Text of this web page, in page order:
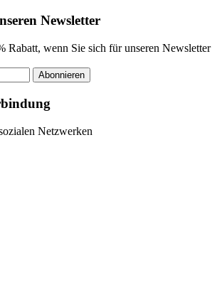
Newsletter
Rabatt, wenn Sie sich für unseren Newsletter
Abonnieren
Netzwerken